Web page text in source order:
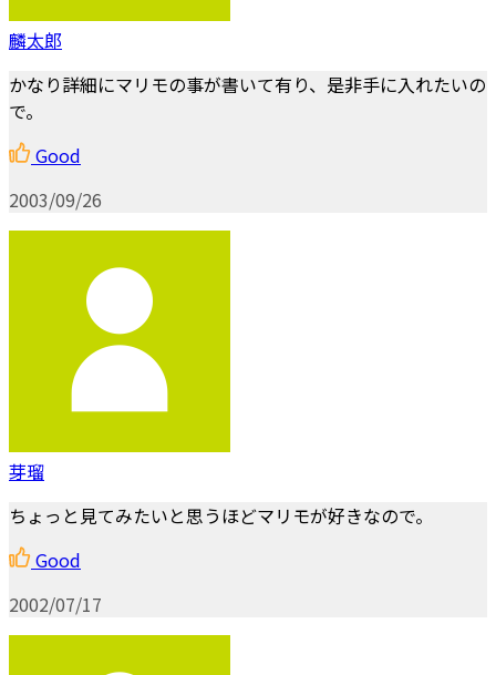
麟太郎
かなり詳細にマリモの事が書いて有り、是非手に入れたいの
で。
Good
2003/09/26
芽瑠
ちょっと見てみたいと思うほどマリモが好きなので。
Good
2002/07/17